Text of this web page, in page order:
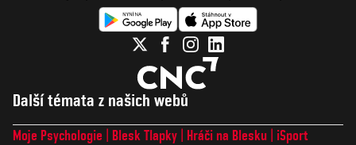
Další témata z našich webů
Moje Psychologie Blesk Tlapky Hráči na Blesku
iSport